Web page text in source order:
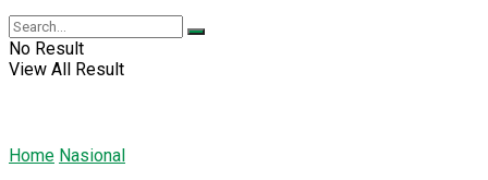
No Result
View All Result
Home Nasional